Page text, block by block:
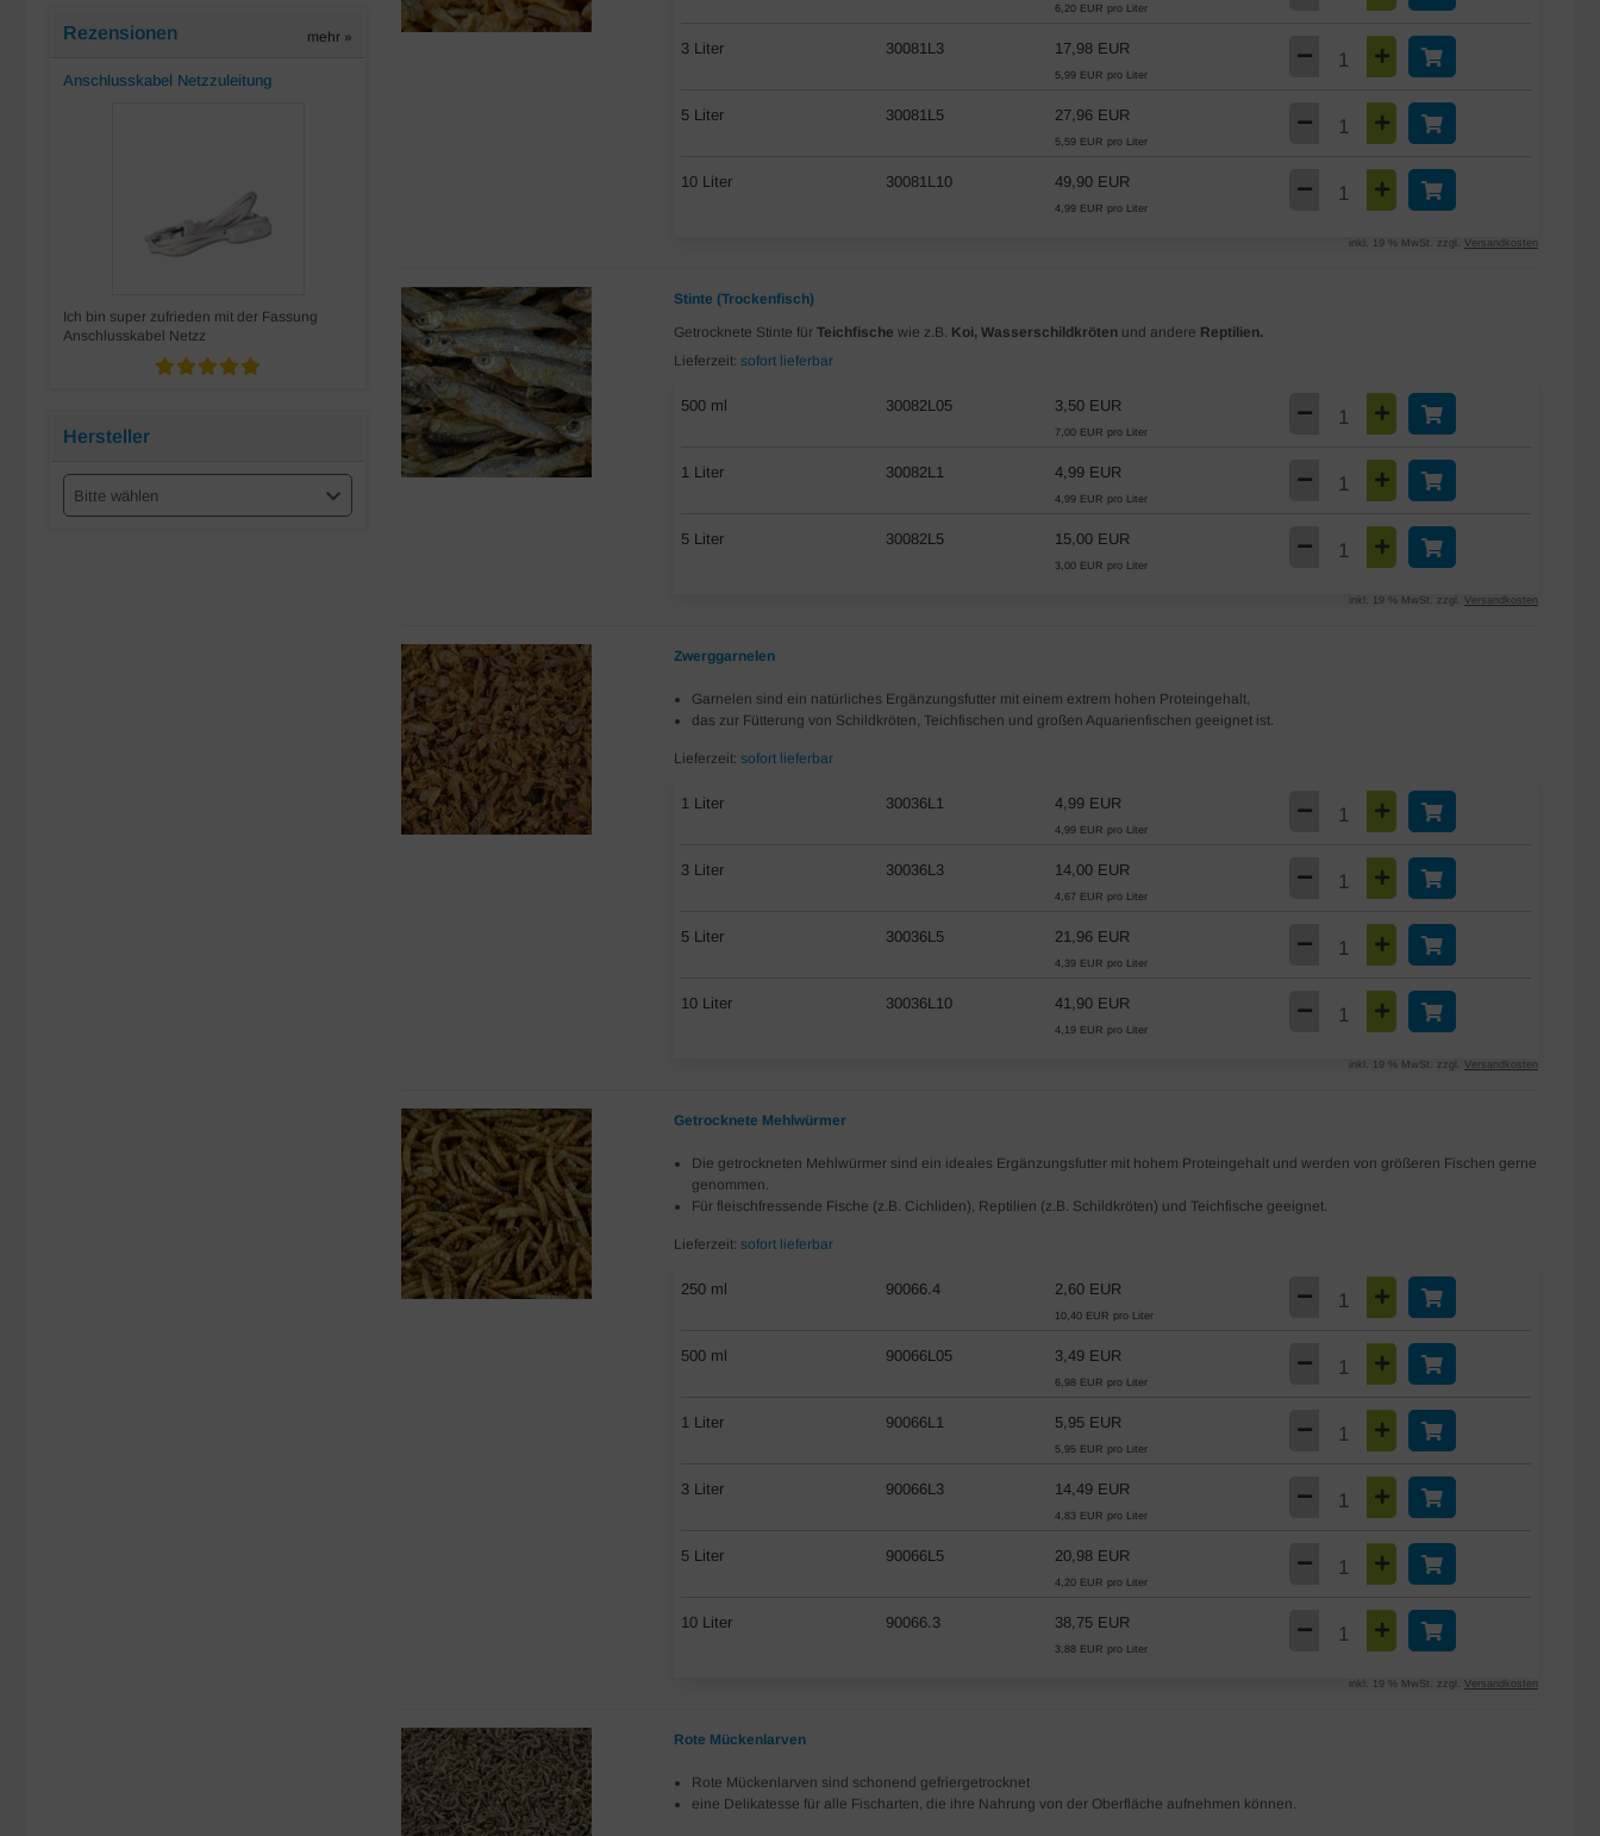
6,20 EUR pro Liter
3 Liter 30081L3 17,98 EUR
5,99 EUR pro Liter
5 Liter 30081L5 27,96 EUR
5,59 EUR pro Liter
10 Liter 30081L10 49,90 EUR
4,99 EUR pro Liter
inkl. 19 % MwSt. zzgl. Versandkosten
Stinte (Trockenfisch)
Getrocknete Stinte fürTeichfische wie z.B. Koi, Wasserschildkröten und andere Reptilien.
Lieferzeit:sofort lieferbar
500 ml 30082L05 3,50 EUR
7,00 EUR pro Liter
1 Liter 30082L1 4,99 EUR
4,99 EUR pro Liter
5 Liter 30082L5 15,00 EUR
3,00 EUR pro Liter
inkl. 19 % MwSt. zzgl. Versandkosten
Zwerggarnelen
Garnelen sind ein natürliches Ergänzungsfutter mit einem extrem hohen Proteingehalt,
das zur Fütterung von Schildkröten, Teichfischen und großen Aquarienfischen geeignet ist.
Lieferzeit:sofort lieferbar
1 Liter 30036L1 4,99 EUR
4,99 EUR pro Liter
3 Liter 30036L3 14,00 EUR
4,67 EUR pro Liter
5 Liter 30036L5 21,96 EUR
4,39 EUR pro Liter
10 Liter 30036L10 41,90 EUR
4,19 EUR pro Liter
inkl. 19 % MwSt. zzgl. Versandkosten
Getrocknete Mehlwürmer
Die getrockneten Mehlwürmer sind ein ideales Ergänzungsfutter mit hohem Proteingehalt und werden von größeren Fischen gerne
genommen.
Für fleischfressende Fische (z.B. Cichliden), Reptilien (z.B. Schildkröten) und Teichfische geeignet.
Lieferzeit:sofort lieferbar
250 ml 90066.4 2,60 EUR
10,40 EUR pro Liter
500 ml 90066L05 3,49 EUR
6,98 EUR pro Liter
1 Liter 90066L1 5,95 EUR
5,95 EUR pro Liter
3 Liter 90066L3 14,49 EUR
4,83 EUR pro Liter
5 Liter 90066L5 20,98 EUR
4,20 EUR pro Liter
10 Liter 90066.3 38,75 EUR
3,88 EUR pro Liter
inkl. 19 % MwSt. zzgl. Versandkosten
Rote Mückenlarven
Rote Mückenlarven sind schonend gefriergetrocknet
eine Delikatesse für alle Fischarten, die ihre Nahrung von der Oberfläche aufnehmen können.
Rezensionen mehr »
Anschlusskabel Netzzuleitung
Ich bin super zufrieden mit der Fassung
Anschlusskabel Netzz
Hersteller
Bitte wählen